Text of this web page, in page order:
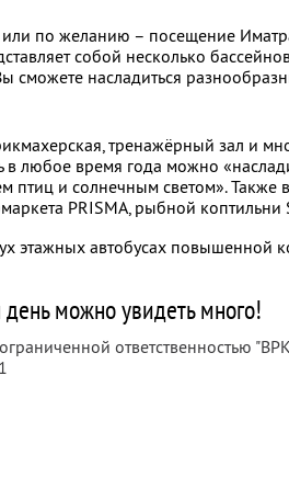
по желанию – посещение
собой несколько
сможете насладиться
тренажёрный зал и
в любое время года можно
птиц и солнечным светом». Также
PRISMA, рыбной коптильни
этажных автобусах повышенной
можно увидеть много!
ответственностью